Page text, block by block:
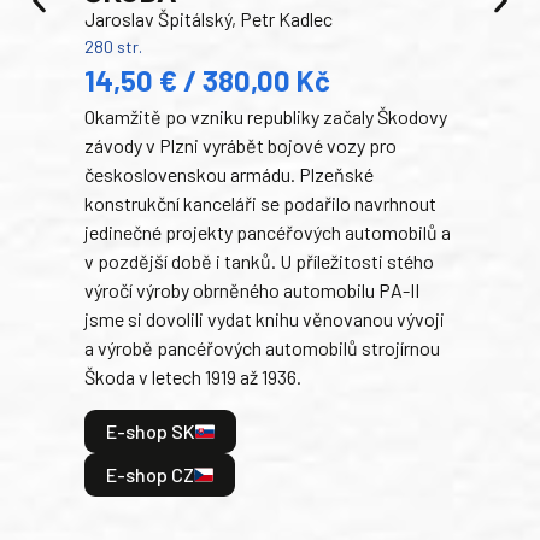
Jaroslav Špitálský, Petr Kadlec
280 str.
14,50 € / 380,00 Kč
Okamžitě po vzniku republiky začaly Škodovy
závody v Plzni vyrábět bojové vozy pro
československou armádu. Plzeňské
konstrukční kanceláři se podařilo navrhnout
jedinečné projekty pancéřových automobilů a
v pozdější době i tanků. U příležitosti stého
výročí výroby obrněného automobilu PA-II
jsme si dovolili vydat knihu věnovanou vývoji
a výrobě pancéřových automobilů strojírnou
Škoda v letech 1919 až 1936.
E-shop SK
E-shop CZ